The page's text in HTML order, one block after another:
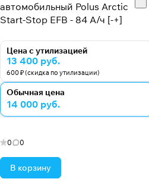
автомобильный Polus Arctic
Start-Stop EFB - 84 А/ч [-+]
Цена с утилизацией
13 400 руб.
600 ₽ (скидка по утилизации)
Обычная цена
14 000 руб.
0 0
В корзину